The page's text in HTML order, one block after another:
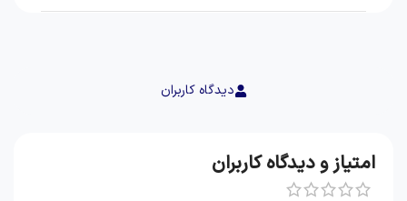
دیدگاه کاربران
امتیاز و دیدگاه کاربران